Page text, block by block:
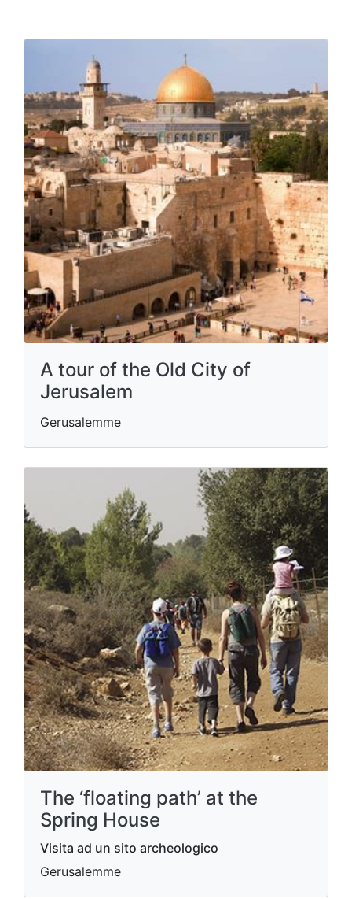
A tour of the Old City of
Jerusalem
Gerusalemme
The ‘floating path’ at the
Spring House
Visita ad un sito archeologico
Gerusalemme